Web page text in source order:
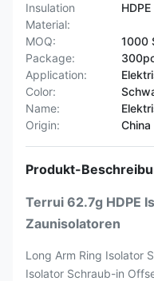
Insulation
Material:
HDPE
MOQ:
1000
Package:
Application:
Color:
Name:
Origin:
China
Produkt-
Terrui 62.7g HDPE
Zaunisolatoren
Long Arm Ring Isolator
Isolator Schraub-in